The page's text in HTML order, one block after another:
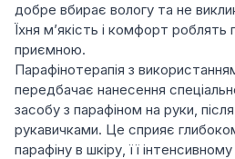
добре вбирає вологу та не
Їхня м’якість і комфорт роблять
приємною.
Парафінотерапія з
передбачає нанесення
засобу з парафіном на руки,
рукавичками. Це сприяє
парафіну в шкіру, її